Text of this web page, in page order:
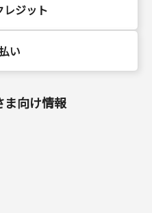
レジット
い
ま向け情報